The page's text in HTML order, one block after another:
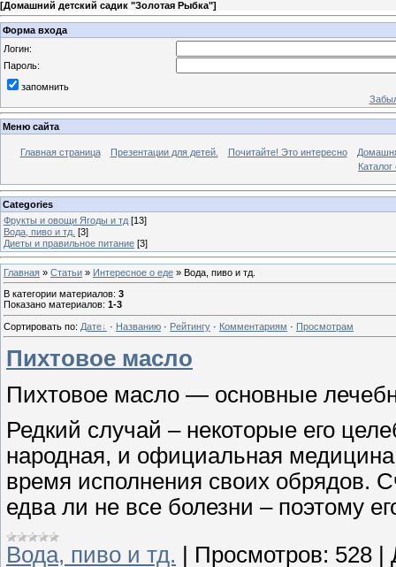
[Домашний детский садик "Золотая Рыбка"]
Форма входа
Логин:
Пароль:
запомнить
Меню сайта
Главная страница Презентации для детей. Почитайте! Это интересно
Categories
Фрукты и овощи Ягоды и тд [13]
Вода, пиво и тд. [3]
Диеты и правильное питание [3]
Главная » Статьи » Интересное о еде » Вода, пиво и тд.
В категории материалов: 3
Показано материалов: 1-3
Сортировать по: Дате · Названию · Рейтингу · Комментариям · Просмотрам
Пихтовое масло
Пихтовое масло — основные
Редкий случай – некоторые его
народная, и официальная
время исполнения своих обрядов.
едва ли не все болезни – поэтому
Вода, пиво и тд. | Просмотров: 528 |